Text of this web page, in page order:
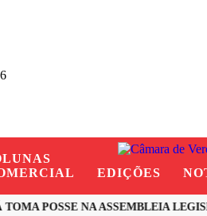
EDIÇÕES
POSSE NA ASSEMBLEIA